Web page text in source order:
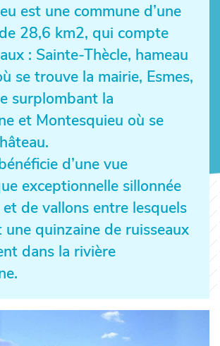
est une commune d’une
28,6 km2, qui compte
: Sainte-Thècle, hameau
se trouve la mairie, Esmes,
surplombant la
et Montesquieu où se
d’une vue
exceptionnelle sillonnée
de vallons entre lesquels
quinzaine de ruisseaux
dans la rivière